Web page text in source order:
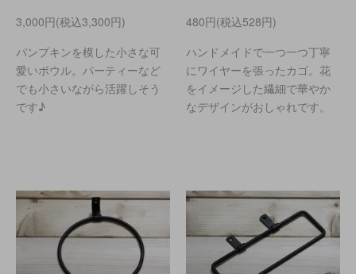
3,000円(税込3,300円)
パンプキンを模した小さな可
愛いボウル。パーティーなど
でも小さいながら活躍しそう
です♪
480円(税込528円)
ハンドメイドで一つ一つ丁寧
にワイヤーを張ったカゴ。花
をイメージした繊細で華やか
なデザインがおしゃれです。